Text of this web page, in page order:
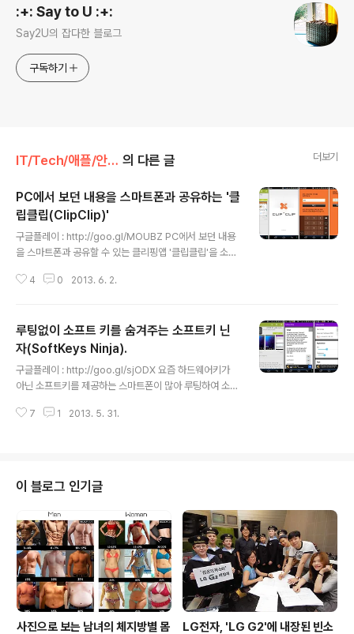
:+: Say to U :+:
Say2U의 잡다한 블로그
구독하기
IT/Tech/애플/안드로이드 TIP 의 다른 글 더보기
PC에서 보던 내용을 스마트폰과 공유하는 '클
립클립(ClipClip)'
구글플레이 : http://goo.gl/MOUBZ PC에서 보던 내용
을 스마트폰과 공유할 수 있는 클리핑앱 '클립클립'을 소개
스마트폰으로 전송하는 앱으로 중요한 내용을 보낼 수 있
번호 인증을 통해 유저등록을 해야하며, 등록된 이 전화번
호를 통해 클리핑한 내용을 PC에서 모바일로 보낼 수 있습
니다. 주요기능은 위와 같이 PC에서 찾아낸 자료나 정보들
을 어디에서나 쉽게 다시 볼 수 있도록 해주는 것으로, 이
앱을 사용하기전 사전 작업으로 http://www.clipxclip.c
om 을 통해 PC용 소프트웨어를 설치해야 클리핑을 사용
4 0 2013. 6. 2.
루팅없이 소프트 키를 숨겨주는 소프트키 닌
자(SoftKeys Ninja).
구글플레이 : http://goo.gl/sjODX 요즘 하드웨어키가
아닌 소프트키를 제공하는 스마트폰이 많아 루팅하여 소프
의 소프트키를 숨겨주는 Softkeys Ninja를 발견하여 테
작하지 않지만 앱별 동작여부를 선택하는 메뉴를 설정할
수 있습니다. 앱을 실행시 위와 같이 알림창에 소프트키 닌
자의 다운버튼이 활성화되었다는 표시와 함께 화면 한구석
에 소프트키를 숨겨주는 다운키가 표시되게 됩니다. 그리
고 다운키를 터치하면 위와 같이 소프트키를 숨겨주는데...
단점으로 화면탭을 한번 더 터치하면 ..
7 1 2013. 5. 31.
이 블로그 인기글
사진으로 보는 남녀의 체지방별 몸
LG전자, 'LG G2'에 내장된 빈소